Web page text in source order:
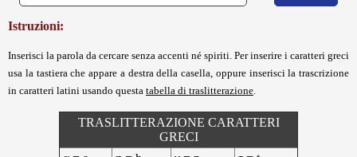
Istruzioni:
Inserisci la parola da cercare senza accenti né spiriti. Per inserire i caratteri greci
usa la tastiera che appare a destra della casella, oppure inserisci la trascrizione
in caratteri latini usando questa tabella di traslitterazione
TRASLITTERAZIONE CARATTERI
GRECI